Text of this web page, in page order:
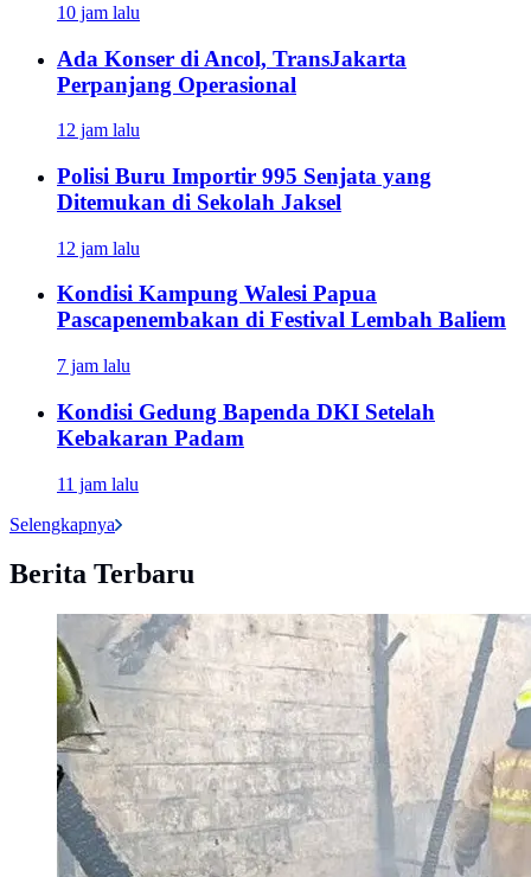
10 jam lalu
Ada Konser di Ancol, TransJakarta
Perpanjang Operasional
12 jam lalu
Polisi Buru Importir 995 Senjata yang
Ditemukan di Sekolah Jaksel
12 jam lalu
Kondisi Kampung Walesi Papua
Pascapenembakan di Festival Lembah Baliem
7 jam lalu
Kondisi Gedung Bapenda DKI Setelah
Kebakaran Padam
11 jam lalu
Selengkapnya
Berita Terbaru